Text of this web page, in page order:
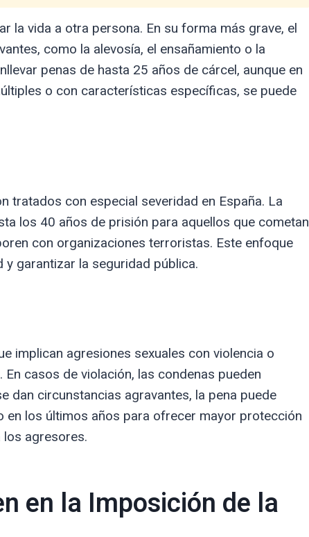
la vida a otra persona. En su forma más grave, el
como la alevosía, el ensañamiento o la
penas de hasta 25 años de cárcel, aunque en
o con características específicas, se puede
tratados con especial severidad en España. La
los 40 años de prisión para aquellos que cometan
con organizaciones terroristas. Este enfoque
garantizar la seguridad pública.
implican agresiones sexuales con violencia o
casos de violación, las condenas pueden
dan circunstancias agravantes, la pena puede
en los últimos años para ofrecer mayor protección
agresores.
en la Imposición de la